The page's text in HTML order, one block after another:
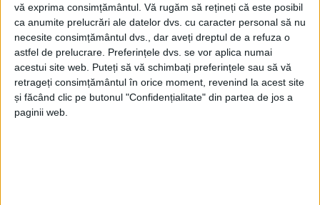
vă exprima consimțământul. Vă rugăm să rețineți că este posibil
ca anumite prelucrări ale datelor dvs. cu caracter personal să nu
necesite consimțământul dvs., dar aveți dreptul de a refuza o
astfel de prelucrare. Preferințele dvs. se vor aplica numai
acestui site web. Puteți să vă schimbați preferințele sau să vă
retrageți consimțământul în orice moment, revenind la acest site
și făcând clic pe butonul "Confidențialitate" din partea de jos a
paginii web.
Bucşoaia pentru ca aceasta să fie reintrodusă în
circuit. Ea a subliniat că tabăra de la Frasin este una
de interes naţional, iar pentru a fi redeschisă nu este
nevoie de un efort financiar foarte mare. Pe timpul
vizitei la Bucşoaia, Sorina Plăcintă a fost însoţită de
Doina Melinte, secretar de stat în MTS, preşedintele